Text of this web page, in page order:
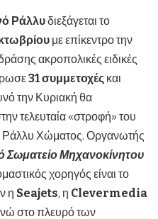
Ράλλυδιεξάγεται το
με επίκεντρο την
ακροπολικές ειδικές
31 συμμετοχές και
την Κυριακή θα
τελευταία «στροφή» του
Ράλλυ Χώματος. Οργανωτής
Σωματείο Μηχανοκίνητου
χορηγός είναι το
η Seajets, η Clevermedia
στο πλευρό των